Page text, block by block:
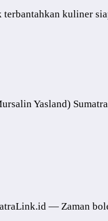
terbantahkan kuliner
Yasland)
— Zaman